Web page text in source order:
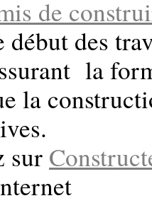
de
début des
la
la
sur